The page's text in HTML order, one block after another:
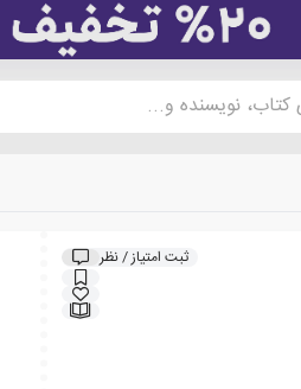
نویسنده و...
ثبت امتیاز / نظر